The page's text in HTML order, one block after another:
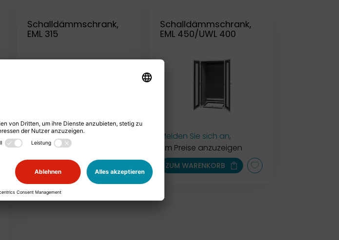
Schalldämmschrank,
EML 315
Melden Sie sich an,
um Preise anzuzeigen
ZUM WARENKORB
Schalldämmschrank,
EML 450/UWL 400
Melden Sie sich an,
um Preise anzuzeigen
ZUM WARENKORB